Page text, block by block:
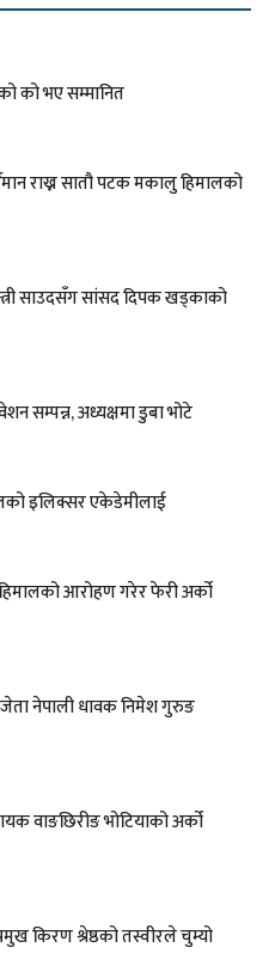
को भए सम्मानित
राख्न सातौ पटक मकालु हिमालको
साउदसँग सांसद दिपक खड्काको
सम्पन्न, अध्यक्षमा डुबा भोटे
इलिक्सर एकेडेमीलाई
आरोहण गरेर फेरी अर्को
नेपाली धावक निमेश गुरुङ
वाङछिरीङ भोटियाको अर्को
किरण श्रेष्ठको तस्वीरले चुम्यो